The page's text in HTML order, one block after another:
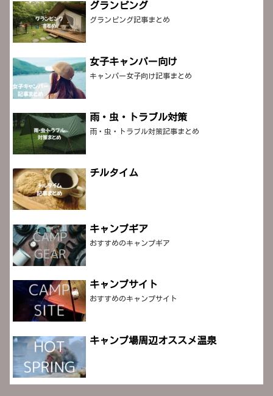
グランピング
グランピング記事まとめ
女子キャンパー向け
キャンパー女子向け記事まとめ
雨・虫・トラブル対策
雨・虫・トラブル対策記事まとめ
チルタイム
キャンプギア
おすすめのキャンプギア
キャンプサイト
おすすめのキャンプサイト
キャンプ場周辺オススメ温泉